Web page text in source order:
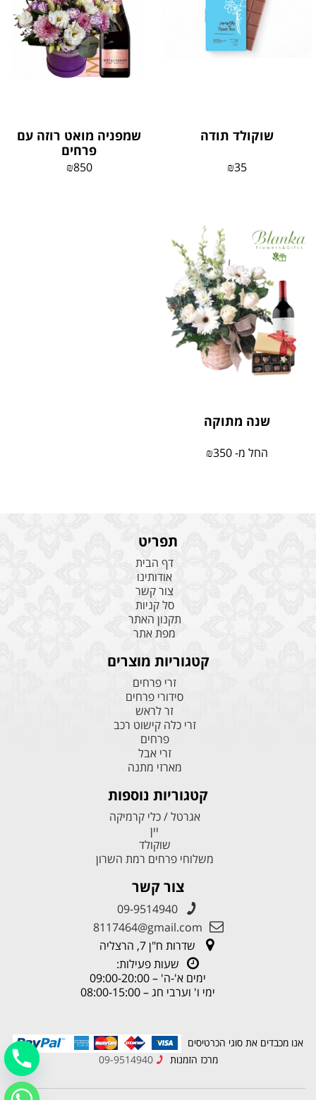
שוקולד תודה
₪35
שמפניה מואט רוזה עם
פרחים
₪850
שנה מתוקה
החל מ- ₪350
תפריט
דף הבית
אודותינו
צור קשר
סל קניות
תקנון האתר
מפת אתר
קטגוריות מוצרים
זרי פרחים
סידורי פרחים
זר לראש
זרי כלה קישוט רכב
פרחים
זרי אבל
מארזי מתנה
קטגוריות נוספות
אגרטל / כלי קרמיקה
יין
שוקולד
משלוחי פרחים רמת השרון
צור קשר
09-9514940
8117464@gmail.com
שדרות ח"ן 7, הרצליה
שעות פעילות:
ימים א'-ה' – 09:00-20:00
ימי ו' וערבי חג – 08:00-15:00
אנו מכבדים את סוגי הכרטיסים
מרכז הזמנות
09-9514940